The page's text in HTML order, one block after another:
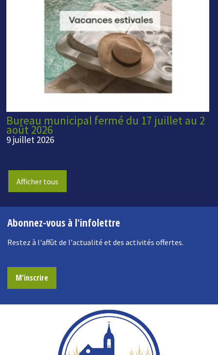
Bureau municipal fermé du 17 juillet au 2
août 2026
9 juillet 2026
Afficher tous
Abonnez-vous à l'infolettre
Restez à l'affût de l'actualité et des activités offertes.
M'inscrire